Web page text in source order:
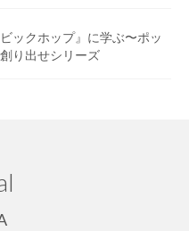
ックホップ』に学ぶ〜ポッ
り出せシリーズ